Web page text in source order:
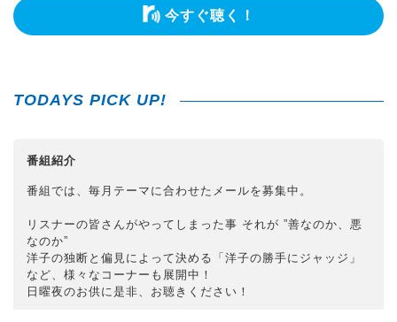
今すぐ聴く！
TODAYS PICK UP!
番組紹介
番組では、毎月テーマに合わせたメールを募集中。
リスナーの皆さんがやってしまった事 それが ”善なのか、悪
なのか”
洋子の独断と偏見によって決める「洋子の勝手にジャッジ」
など、様々なコーナーも展開中！
日曜夜のお供に是非、お聴きください！